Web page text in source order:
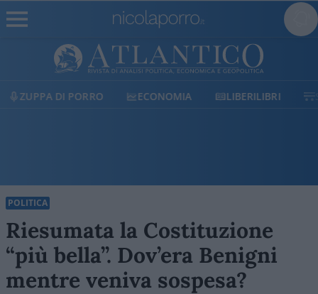
ECONOMIA LIBERILIBRI SHOP SOSTIENICI
POLITICA
Riesumata la Costituzione
“più bella”. Dov’era Benigni
mentre veniva sospesa?